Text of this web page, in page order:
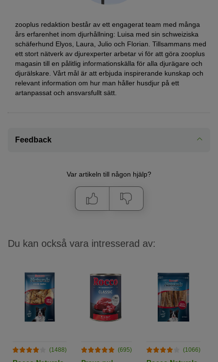
zooplus redaktion består av ett engagerat team med många
års erfarenhet inom djurhållning: Luisa med sin schweiziska
schäferhund Elyos, Laura, Julio och Florian. Tillsammans med
ett stort nätverk av djurexperter arbetar vi för att göra zooplus
magasin till en pålitlig informationskälla för alla djurägare och
djurälskare. Vårt mål är att erbjuda inspirerande kunskap och
relevant information om hur man håller husdjur på ett
artanpassat och ansvarsfullt sätt.
Feedback
Var artikeln till någon hjälp?
Du kan också vara intresserad av:
(1488) (695) (1066)